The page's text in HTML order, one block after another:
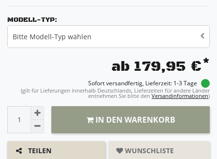
MODELL-TYP:
Bitte Modell-Typ wählen
ab 179,95 €*
Sofort versandfertig, Lieferzeit: 1-3 Tage
(gilt für Lieferungen innerhalb Deutschlands, Lieferzeiten für andere Länder
entnehmen Sie bitte den Versandinformationen)
IN DEN WARENKORB
TEILEN WUNSCHLISTE